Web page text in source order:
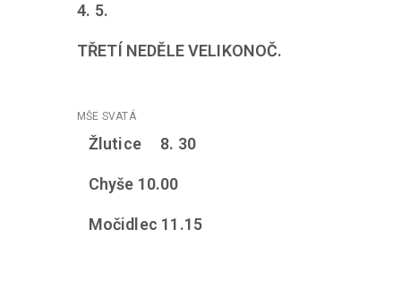
4. 5.
TŘETÍ NEDĚLE VELIKONOČ.
Žlutice 8. 30
Chyše 10.00
Močidlec 11.15